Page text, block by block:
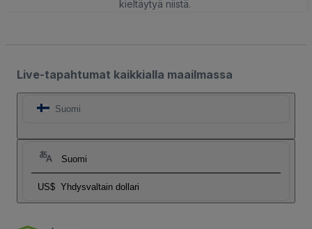
kieltäytyä niistä.
Live-tapahtumat kaikkialla maailmassa
Suomi
Suomi
US$ Yhdysvaltain dollari